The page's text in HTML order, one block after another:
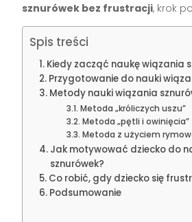
sznurówek bez frustracji, krok
Spis treści
Kiedy zacząć naukę wiązania
Przygotowanie do nauki
Metody nauki wiązania
Metoda „króliczych uszu”
Metoda „pętli i owinięcia”
Metoda z użyciem
Jak motywować dziecko do
sznurówek?
Co robić, gdy dziecko się
Podsumowanie